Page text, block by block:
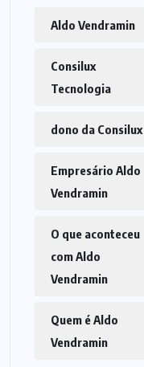
Aldo Vendramin
Consilux
Tecnologia
dono da Consilux
Empresário Aldo
Vendramin
O que aconteceu
com Aldo
Vendramin
Quem é Aldo
Vendramin